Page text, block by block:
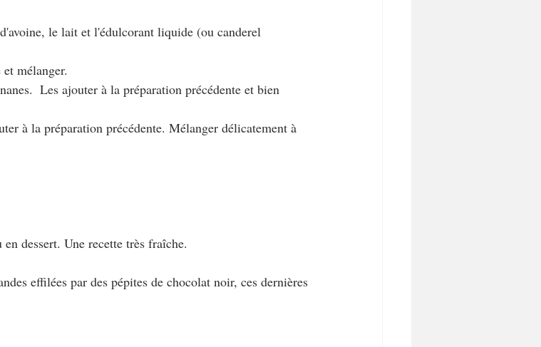
le lait et l'édulcorant liquide (ou canderel
mélanger.
Les ajouter à la préparation précédente et bien
à la préparation précédente. Mélanger délicatement à
dessert. Une recette très fraîche.
effilées par des pépites de chocolat noir, ces dernières